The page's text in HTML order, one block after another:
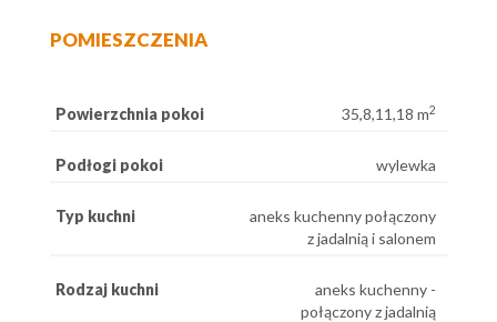
POMIESZCZENIA
Powierzchnia pokoi 35,8,11,18 m2
Podłogi pokoi wylewka
Typ kuchni
aneks kuchenny połączony
z jadalnią i salonem
Rodzaj kuchni
aneks kuchenny -
połączony z jadalnią